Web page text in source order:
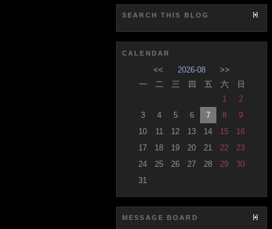
SEARCH THIS BLOG
CALENDAR
<< 2026-08
>>
一
二 三 四 五 六
日
1
2
3
4 5 6 7 8
9
10
11 12 13 14 15
16
17
18 19 20 21 22
23
24
25 26 27 28 29
30
31
MESSAGE BOARD